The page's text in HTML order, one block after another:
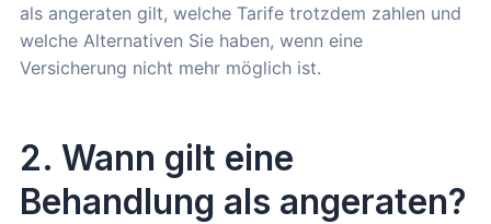
als angeraten gilt, welche Tarife trotzdem zahlen und
welche Alternativen Sie haben, wenn eine
Versicherung nicht mehr möglich ist.
2. Wann gilt eine
Behandlung als angeraten?